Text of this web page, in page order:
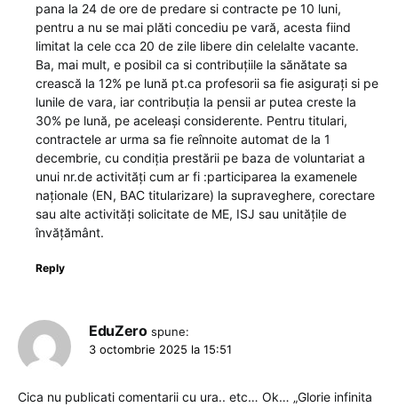
pana la 24 de ore de predare si contracte pe 10 luni,
pentru a nu se mai plăti concediu pe vară, acesta fiind
limitat la cele cca 20 de zile libere din celelalte vacante.
Ba, mai mult, e posibil ca si contribuțiile la sănătate sa
crească la 12% pe lună pt.ca profesorii sa fie asigurați si pe
lunile de vara, iar contribuția la pensii ar putea creste la
30% pe lună, pe aceleași considerente. Pentru titulari,
contractele ar urma sa fie reînnoite automat de la 1
decembrie, cu condiția prestării pe baza de voluntariat a
unui nr.de activități cum ar fi :participarea la examenele
naționale (EN, BAC titularizare) la supraveghere, corectare
sau alte activități solicitate de ME, ISJ sau unitățile de
învățământ.
Reply
EduZero spune:
3 octombrie 2025 la 15:51
Cica nu publicati comentarii cu ura.. etc… Ok… „Glorie infinita